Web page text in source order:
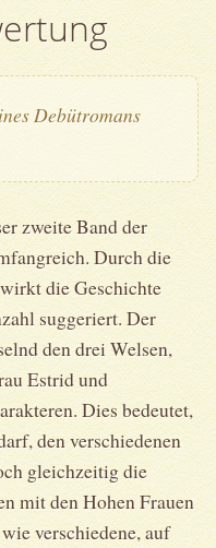
Debütromans
zweite Band der
Durch die
die Geschichte
suggeriert. Der
den drei Welsen,
Estrid und
Dies bedeutet,
den verschiedenen
gleichzeitig die
mit den Hohen Frauen
verschiedene, auf